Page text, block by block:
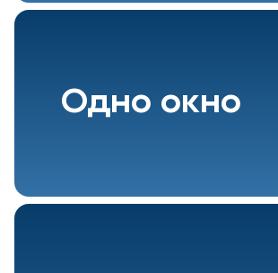
Одно окно